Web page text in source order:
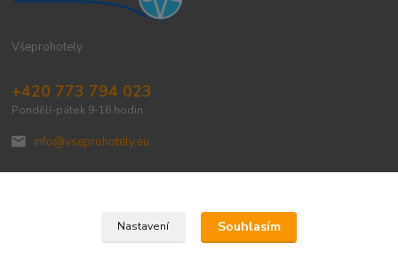
Všeprohotely
+420 773 794 023
Pondělí-pátek 9-16 hodin
info@vseprohotely.eu
Upravit sběr cookies.
Nastavení Souhlasím